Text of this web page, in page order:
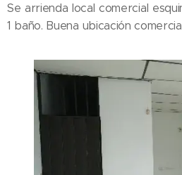
Se arrienda local comercial
1 baño. Buena ubicación